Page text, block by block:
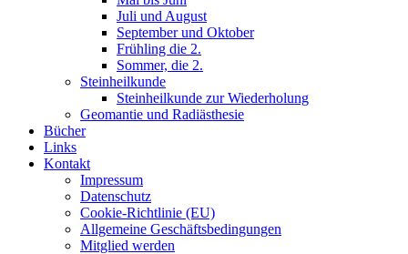
Juli und August
September und Oktober
Frühling die 2.
Sommer, die 2.
Steinheilkunde
Steinheilkunde zur Wiederholung
Geomantie und Radiästhesie
Bücher
Links
Kontakt
Impressum
Datenschutz
Cookie-Richtlinie (EU)
Allgemeine Geschäftsbedingungen
Mitglied werden